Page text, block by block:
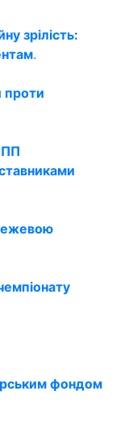
зрілість:
.
проти
фондом